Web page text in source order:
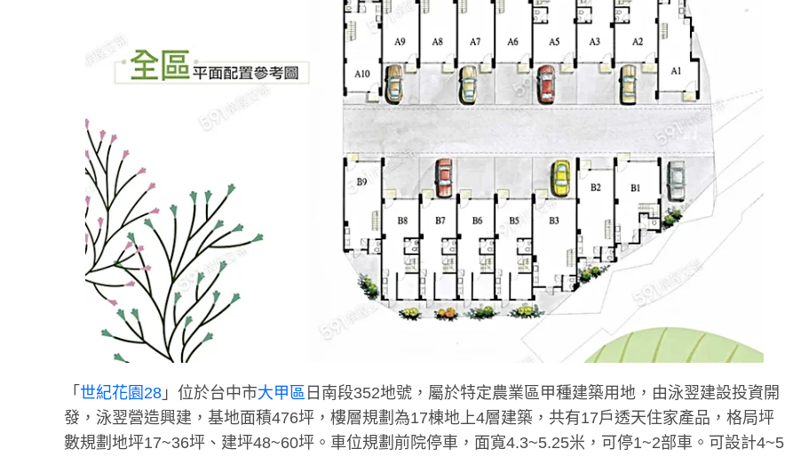
「 世紀花園28 」位於台中市大甲區 日南段352地號，屬於特定農業區甲種建築用地，由泳翌建設投資開
發，泳翌營造興建，基地面積476坪，樓層規劃為17棟地上4層建築，共有17戶透天住家產品，格局坪
數規劃地坪17~36坪、建坪48~60坪。車位規劃前院停車，面寬4.3~5.25米，可停1~2部車。可設計4~5